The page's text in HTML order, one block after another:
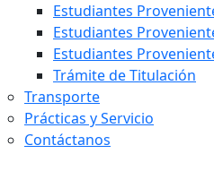
Estudiantes
Estudiantes
Estudiantes
Trámite de Titulación
Transporte
Prácticas y Servicio
Contáctanos